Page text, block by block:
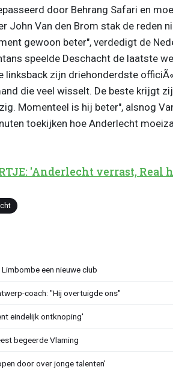
door Behrang Safari en
John Van den Brom stak de reden
gewoon beter", verdedigt de
speelde Deschacht de laatste
linksback zijn driehonderdste
die veel wisselt. De beste krijgt
Momenteel is hij beter", alsnog
toekijken hoe Anderlecht
'Anderlecht verrast, Real
een nieuwe club
coach: "Hij overtuigde ons"
eindelijk ontknoping'
begeerde Vlaming
door over jonge talenten'